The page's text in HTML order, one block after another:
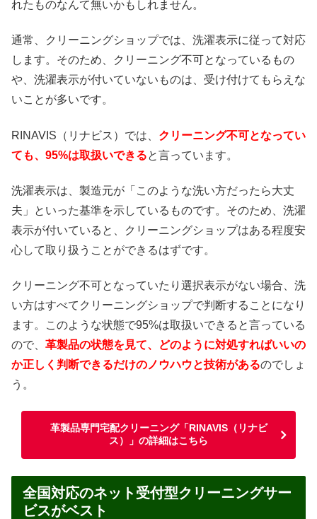
れたものなんて無いかもしれません。
通常、クリーニングショップでは、洗濯表示に従って対応
します。そのため、クリーニング不可となっているもの
や、洗濯表示が付いていないものは、受け付けてもらえな
いことが多いです。
RINAVIS（リナビス）では、 クリーニング不可となってい
ても、95%は取扱いできると言っています。
洗濯表示は、製造元が「このような洗い方だったら大丈
夫」といった基準を示しているものです。そのため、洗濯
表示が付いていると、クリーニングショップはある程度安
心して取り扱うことができるはずです。
クリーニング不可となっていたり選択表示がない場合、洗
い方はすべてクリーニングショップで判断することになり
ます。このような状態で95%は取扱いできると言っている
ので、 革製品の状態を見て、どのように対処すればいいの
か正しく判断できるだけのノウハウと技術があるのでしょ
う。
革製品専門宅配クリーニング「RINAVIS（リナビ
ス）」の詳細はこちら
全国対応のネット受付型クリーニングサー
ビスがベスト